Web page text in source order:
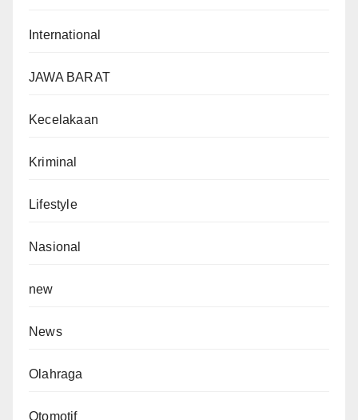
International
JAWA BARAT
Kecelakaan
Kriminal
Lifestyle
Nasional
new
News
Olahraga
Otomotif